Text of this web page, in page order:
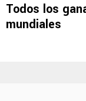
Todos los
mundiales